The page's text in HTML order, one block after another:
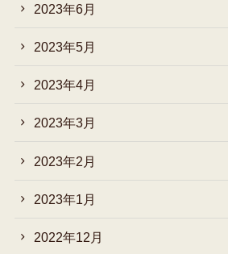
2023年6月
2023年5月
2023年4月
2023年3月
2023年2月
2023年1月
2022年12月